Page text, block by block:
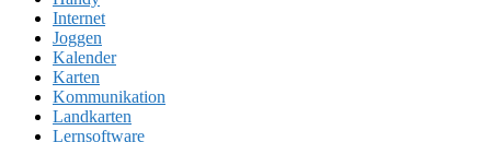
Internet
Joggen
Kalender
Karten
Kommunikation
Landkarten
Lernsoftware